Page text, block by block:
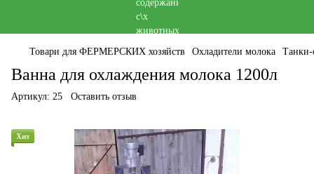
Товари для ФЕРМЕРСКИХ хозяйств Охладители молока Танки-
Ванна для охлаждения молока 1200л
Артикул: 25 Оставить отзыв
Хит